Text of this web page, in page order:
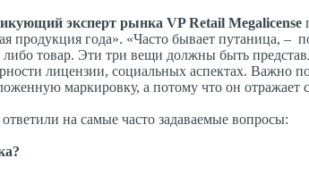
эксперт рынка VP Retail Megalicense
продукция года». «Часто бывает путаница, –
либо товар. Эти три вещи должны быть
лицензии, социальных аспектах. Важно
маркировку, а потому что он отражает
на самые часто задаваемые вопросы: